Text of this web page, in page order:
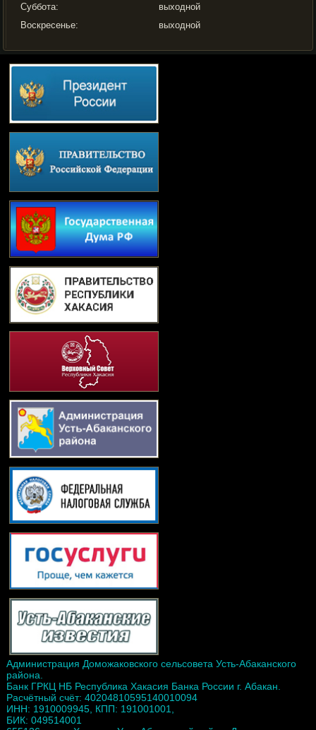
Суббота:
выходной
Воскресенье:
выходной
Администрация Доможаковского сельсовета Усть-Абаканского
района.
Банк ГРКЦ НБ Республика Хакасия Банка России г. Абакан.
Расчётный счёт: 40204810595140010094
ИНН: 1910009945, КПП: 191001001,
БИК: 049514001